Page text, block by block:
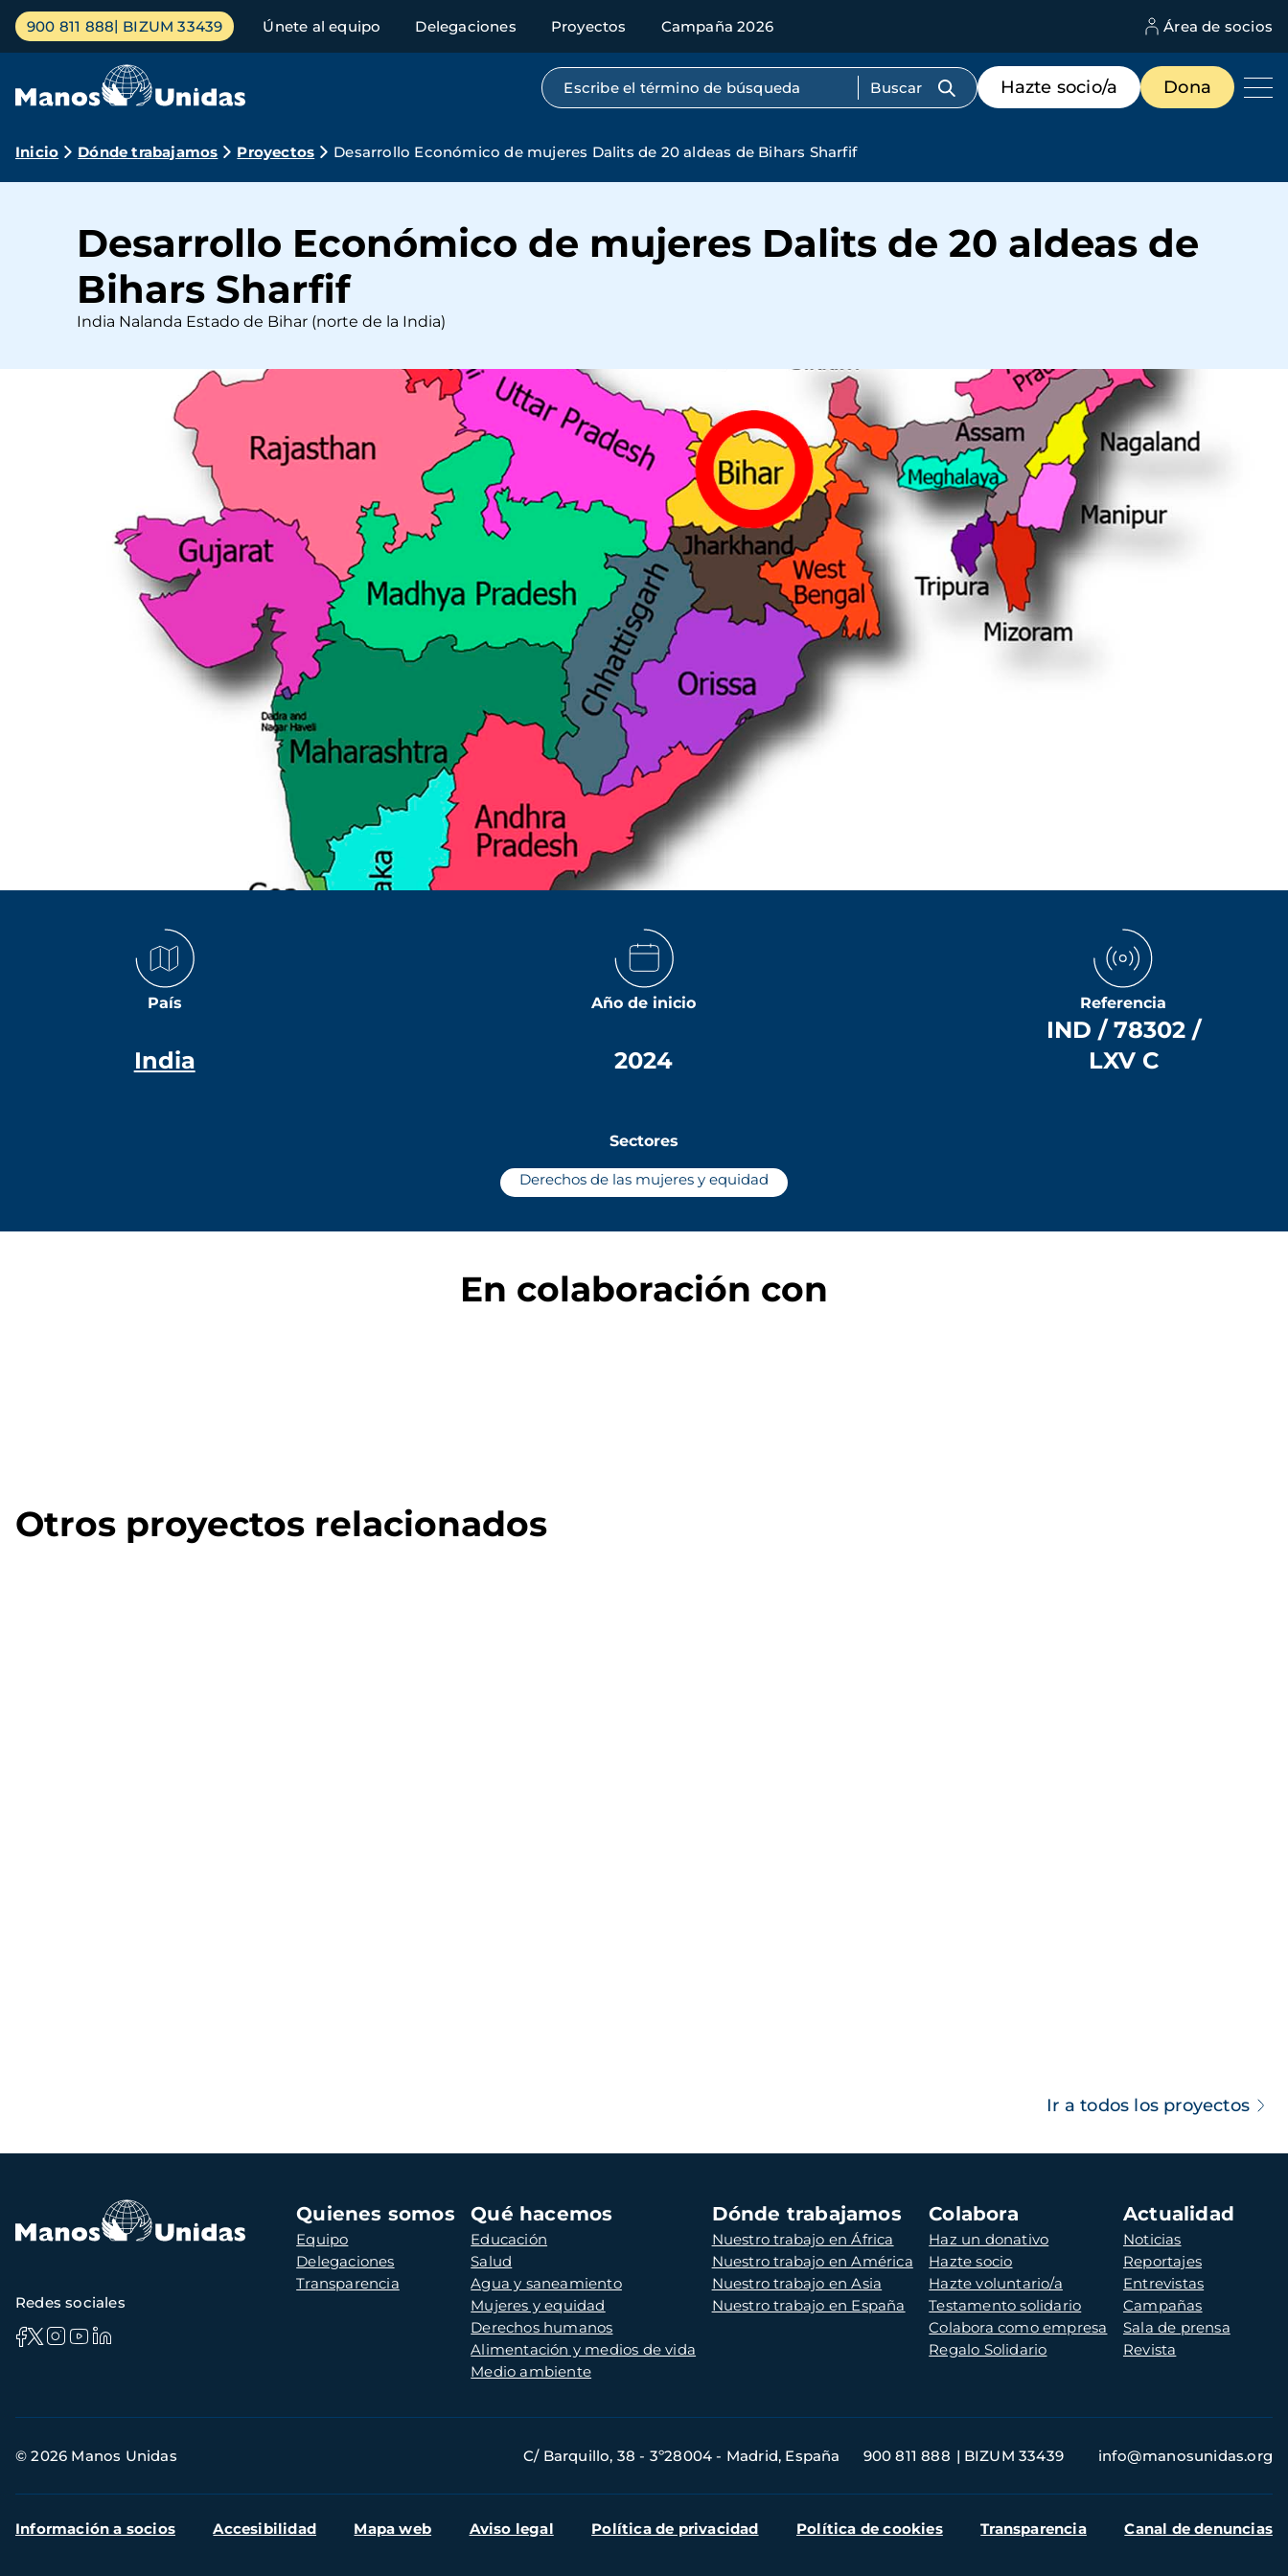
Pasar
contenido
Menú
principal
900 811 888 BIZUM 33439 Únete al equipo Delegaciones Proyectos Campaña 2026 Área de socios
Búsqueda por texto completo
Menú
de
destacados
Hazte socio/a Dona
Ruta
navegación
Inicio Dónde trabajamos Proyectos Desarrollo Económico de mujeres Dalits de 20 aldeas de Bihars Sharfif
Desarrollo Económico de mujeres Dalits de 20 aldeas de
Bihars Sharfif
India Nalanda Estado de Bihar (norte de la India)
País
India
Año de inicio
2024
Referencia
IND / 78302 /
LXV C
Sectores
Derechos de las mujeres y equidad
En colaboración con
Otros proyectos relacionados
Ir a todos los proyectos
Navegación
principal
Quienes somos
Equipo
Delegaciones
Transparencia
Qué hacemos
Educación
Salud
Agua y saneamiento
Mujeres y equidad
Derechos humanos
Alimentación y medios de vida
Medio ambiente
Dónde trabajamos
Nuestro trabajo en África
Nuestro trabajo en América
Nuestro trabajo en Asia
Nuestro trabajo en España
Colabora
Haz un donativo
Hazte socio
Hazte voluntario/a
Testamento solidario
Colabora como empresa
Regalo Solidario
Actualidad
Noticias
Reportajes
Entrevistas
Campañas
Sala de prensa
Revista
Redes sociales
de
© 2026 Manos Unidas C/ Barquillo, 38 - 3º28004 - Madrid, España 900 811 888 BIZUM 33439 info@manosunidas.org
Menú
Información a socios Accesibilidad Mapa web Aviso legal Política de privacidad Política de cookies Transparencia Canal de denuncias